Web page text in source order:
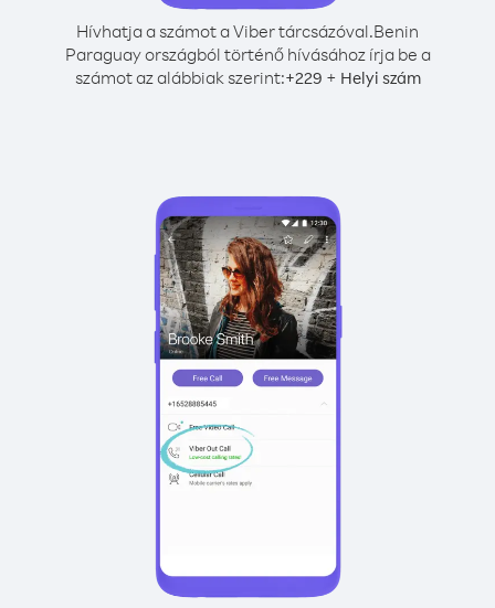
Hívhatja a számot a Viber tárcsázóval.Benin
Paraguay országból történő hívásához írja be a
számot az alábbiak szerint:+229 + Helyi szám